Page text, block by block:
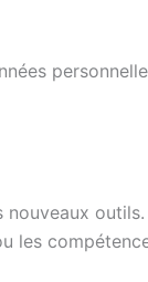
les